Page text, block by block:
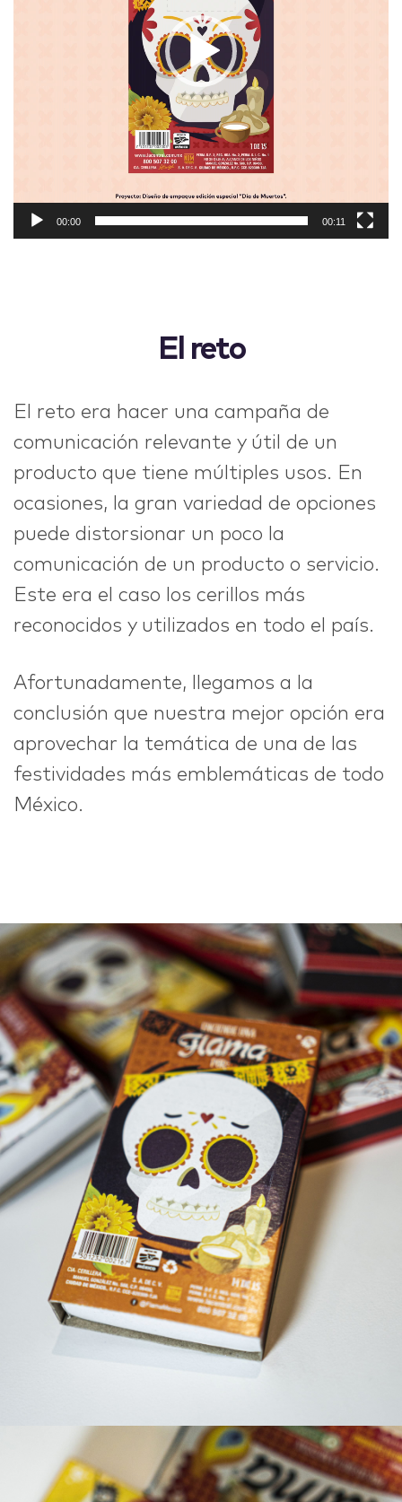
00:00 00:11
El reto
El reto era hacer una campaña de
comunicación relevante y útil de un
producto que tiene múltiples usos. En
ocasiones, la gran variedad de opciones
puede distorsionar un poco la
comunicación de un producto o servicio.
Este era el caso los cerillos más
reconocidos y utilizados en todo el país.
Afortunadamente, llegamos a la
conclusión que nuestra mejor opción era
aprovechar la temática de una de las
festividades más emblemáticas de todo
México.